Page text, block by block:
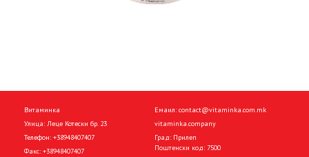
Витаминка
Улица: Леце Котески бр. 23
Телефон: +38948407407
Факс: +38948407407
Емаил: contact@vitaminka.com.mk
vitaminka.company
Град: Прилеп
Поштенски код: 7500